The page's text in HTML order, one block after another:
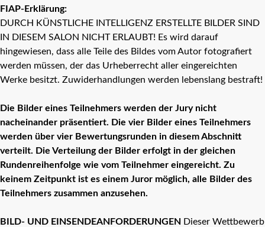
FIAP-Erklärung:
DURCH KÜNSTLICHE INTELLIGENZ ERSTELLTE BILDER SIND
IN DIESEM SALON NICHT ERLAUBT! Es wird darauf
hingewiesen, dass alle Teile des Bildes vom Autor fotografiert
werden müssen, der das Urheberrecht aller eingereichten
Werke besitzt. Zuwiderhandlungen werden lebenslang bestraft!
Die Bilder eines Teilnehmers werden der Jury nicht
nacheinander präsentiert. Die vier Bilder eines Teilnehmers
werden über vier Bewertungsrunden in diesem Abschnitt
verteilt. Die Verteilung der Bilder erfolgt in der gleichen
Rundenreihenfolge wie vom Teilnehmer eingereicht. Zu
keinem Zeitpunkt ist es einem Juror möglich, alle Bilder des
Teilnehmers zusammen anzusehen.
BILD- UND EINSENDEANFORDERUNGEN Dieser Wettbewerb